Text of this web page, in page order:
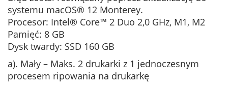
systemu macOS® 12 Monterey.
Procesor: Intel® Core™ 2 Duo 2,0 GHz, M1, M2
Pamięć: 8 GB
Dysk twardy: SSD 160 GB
a). Mały – Maks. 2 drukarki z 1 jednoczesnym
procesem ripowania na drukarkę